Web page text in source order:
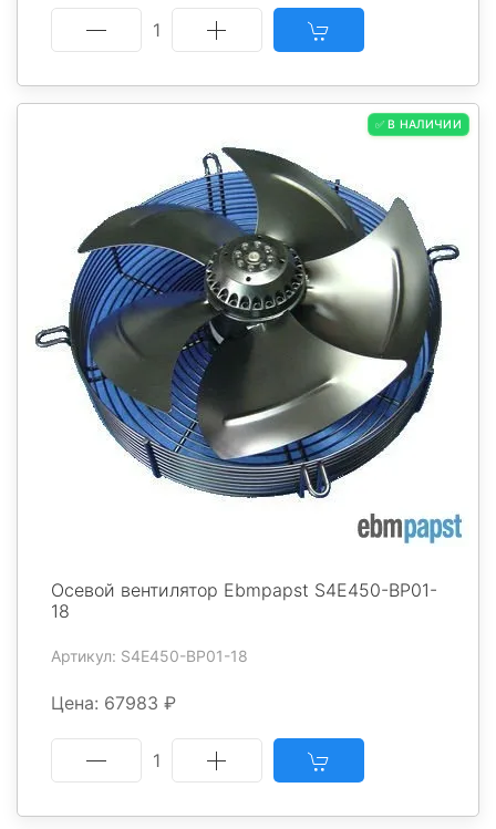
1
✅ В НАЛИЧИИ
Осевой вентилятор Ebmpapst S4E450-BP01-
18
Артикул: S4E450-BP01-18
Цена: 67983 ₽
1